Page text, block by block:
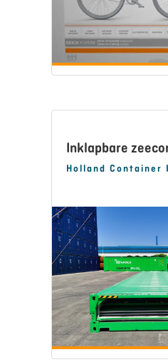
Inklapbare